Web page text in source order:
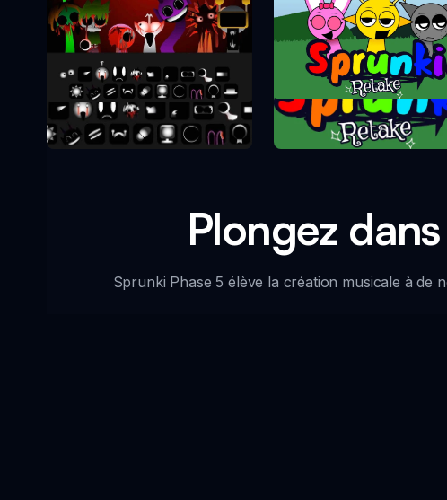
Sprunki Phase 10 Sprunki Retake
Plongez
Sprunki Phase 5 élève la création musicale à de